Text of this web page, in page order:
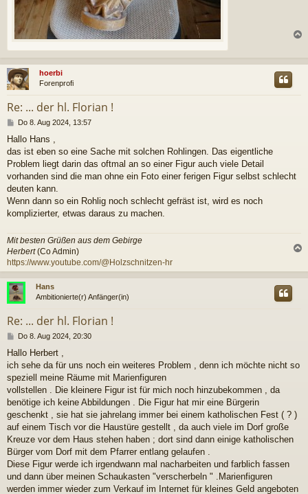
h
hoerbi
Forenprofi
Re: ... der hl. Florian !
B
i
t
r
a
Do 8. Aug 2024, 13:57
Hallo Hans ,
das ist eben so eine Sache mit solchen Rohlingen. Das eigentliche
Problem liegt darin das oftmal an so einer Figur auch viele Detail
vorhanden sind die man ohne ein Foto einer ferigen Figur selbst schlecht
deuten kann.
Wenn dann so ein Rohlig noch schlecht gefräst ist, wird es noch
komplizierter, etwas daraus zu machen.
Mit besten Grüßen aus dem Gebirge
Herbert(Co Admin)
https://www.youtube.com/@Holzschnitzen-hr
c
Hans
Ambitionierte(r) Anfänger(in)
Re: ... der hl. Florian !
B
i
t
r
a
Do 8. Aug 2024, 20:30
Hallo Herbert ,
ich sehe da für uns noch ein weiteres Problem , denn ich möchte nicht so
speziell meine Räume mit Marienfiguren
vollstellen . Die kleinere Figur ist für mich noch hinzubekommen , da
benötige ich keine Abbildungen . Die Figur hat mir eine Bürgerin
geschenkt , sie hat sie jahrelang immer bei einem katholischen Fest ( ? )
auf einem Tisch vor die Haustüre gestellt , da auch viele im Dorf große
Kreuze vor dem Haus stehen haben ; dort sind dann einige katholischen
Bürger vom Dorf mit dem Pfarrer entlang gelaufen .
Diese Figur werde ich irgendwann mal nacharbeiten und farblich fassen
und dann über meinen Schaukasten "verscherbeln " .Marienfiguren
werden immer wieder zum Verkauf im Internet für kleines Geld angeboten